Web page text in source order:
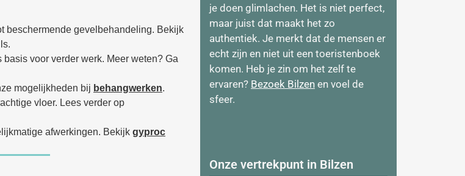
beschermende gevelbehandeling. Bekijk
voor verder werk. Meer weten? Ga
mogelijkheden bij behangwerken.
vloer. Lees verder op
afwerkingen. Bekijk gyproc
je doen glimlachen. Het is niet perfect,
maar juist dat maakt het zo
authentiek. Je merkt dat de mensen er
echt zijn en niet uit een toeristenboek
komen. Heb je zin om het zelf te
ervaren? Bezoek Bilzen en voel de
sfeer.
Onze vertrekpunt in Bilzen